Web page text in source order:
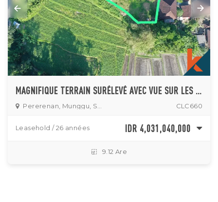
MAGNIFIQUE TERRAIN SURÉLEVÉ AVEC VUE SUR LES RIZIÈRES À MUNGGU
CLC660
Leasehold / 26 années IDR 4,031,040,000
9.12 Are